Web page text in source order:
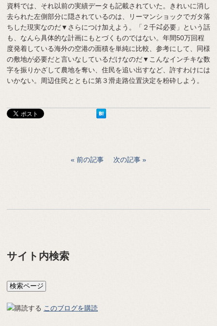
資料では、それ以前の実績データも記載されていた。きれいに消し
去られた左側部分に隠されているのは、リーマンショックでガタ落
ちした現実なのだ▼さらにつけ加えよう。「２千㌶必要」という話
も、なんら具体的な計画にもとづくものではない。年間50万回程
度発着している海外の空港の面積を単純に比較、参考にして、同様
の敷地が必要だと言いなしているだけなのだ▼こんなインチキな数
字を振りかざして農地を奪い、住民を追い出すなど、許すわけには
いかない。周辺住民とともに第３滑走路位置決定を粉砕しよう。
前の記事 次の記事
サイト内検索
このブログを購読